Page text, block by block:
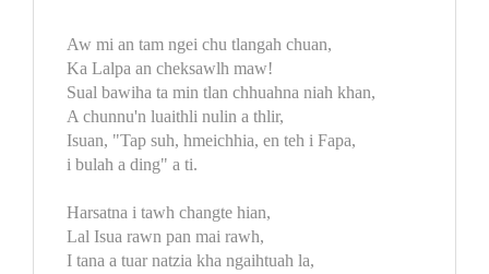
Aw mi an tam ngei chu tlangah chuan,
Ka Lalpa an cheksawlh maw!
Sual bawiha ta min tlan chhuahna niah khan,
A chunnu'n luaithli nulin a thlir,
Isuan, "Tap suh, hmeichhia, en teh i Fapa,
i bulah a ding" a ti.
Harsatna i tawh changte hian,
Lal Isua rawn pan mai rawh,
I tana a tuar natzia kha ngaihtuah la,